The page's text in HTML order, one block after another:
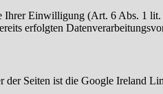
Ihrer Einwilligung (Art. 6 Abs. 1
erfolgten
der Seiten ist die Google Ireland